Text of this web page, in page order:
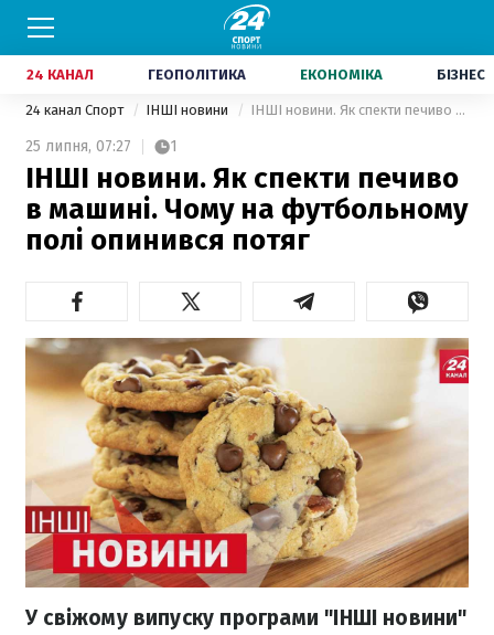
24 КАНАЛ ГЕОПОЛІТИКА ЕКОНОМІКА БІЗНЕС
24 канал Спорт ІНШІ новини ІНШІ новини. Як спекти печиво в машині. Чому на футбольному полі опинився потяг
25 липня, 07:27 1
ІНШІ новини. Як спекти печиво
в машині. Чому на футбольному
полі опинився потяг
У свіжому випуску програми "ІНШІ новини"